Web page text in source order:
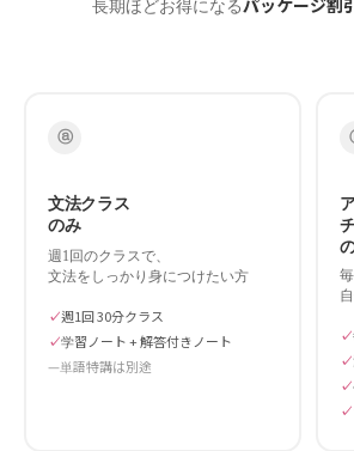
長期ほどお得になるパッケージ割
ⓐ
文法クラス
のみ
週1回のクラスで、
文法をしっかり身につけたい方
週1回 30分クラス
学習ノート + 解答付きノート
単語特講は別途